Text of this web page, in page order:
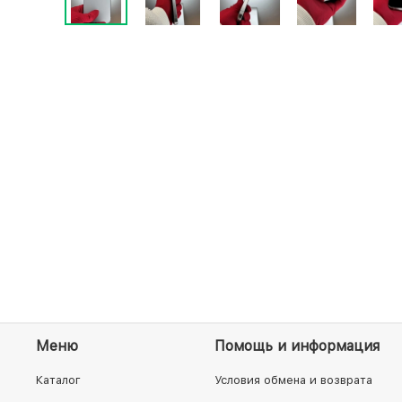
Меню
Каталог
Помощь и информация
Условия обмена и возврата